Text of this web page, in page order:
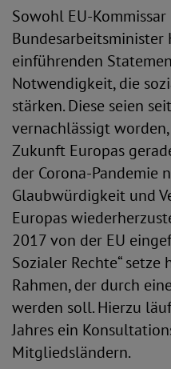
Sowohl EU-
einführenden
Notwendigkeit, die
stärken. Diese seien
vernachlässigt
Zukunft Europas
der Corona-Pandemie
Glaubwürdigkeit und
Europas
2017 von der EU
Sozialer Rechte“
Rahmen, der durch
werden soll. Hierzu
Jahres ein
Mitgliedsländern.